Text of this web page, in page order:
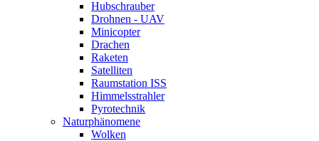
Hubschrauber
Drohnen - UAV
Minicopter
Drachen
Raketen
Satelliten
Raumstation ISS
Himmelsstrahler
Pyrotechnik
Naturphänomene
Wolken